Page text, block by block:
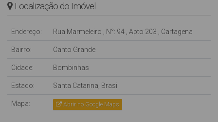
Localização do Imóvel
Endereço: Rua Marmeleiro , N°: 94 , Apto 203 , Cartagena
Bairro: Canto Grande
Cidade: Bombinhas
Estado: Santa Catarina, Brasil
Mapa: Abrir no Google Maps